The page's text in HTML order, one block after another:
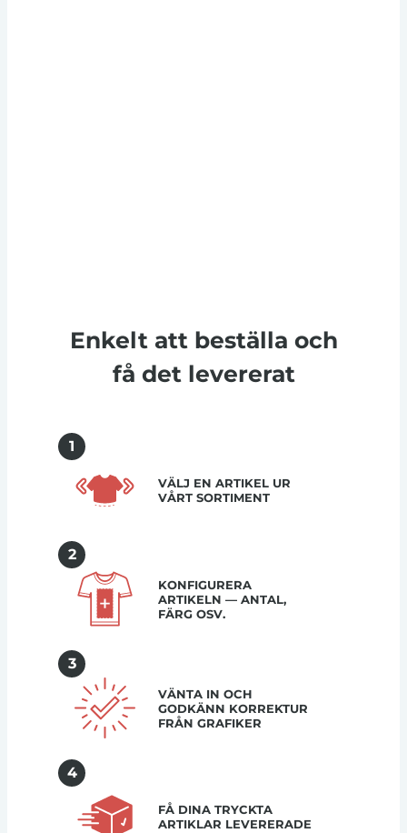
Enkelt att beställa och
få det levererat
1
VÄLJ EN ARTIKEL UR
VÅRT SORTIMENT
2
KONFIGURERA
ARTIKELN — ANTAL,
FÄRG OSV.
3
VÄNTA IN OCH
GODKÄNN KORREKTUR
FRÅN GRAFIKER
4
FÅ DINA TRYCKTA
ARTIKLAR LEVERERADE